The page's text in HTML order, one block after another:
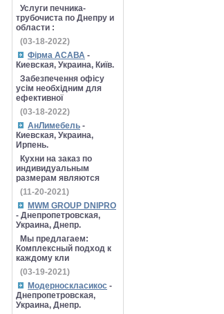
Услуги печника-
трубочиста по Днепру и
области :
(03-18-2022)
Фірма АСАВА -
Киевская, Украина, Київ.
Забезпечення офісу
усім необхідним для
ефективної
(03-18-2022)
АнЛимебель -
Киевская, Украина,
Ирпень.
Кухни на заказ по
индивидуальным
размерам являются
(11-20-2021)
MWM GROUP DNIPRO
- Днепропетровская,
Украина, Днепр.
Мы предлагаем:
Комплексный подход к
каждому кли
(03-19-2021)
Модерноскласикос -
Днепропетровская,
Украина, Днепр.